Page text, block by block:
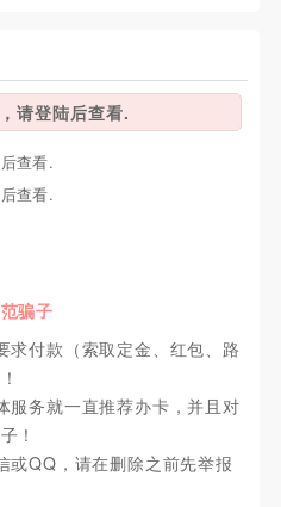
请登陆后查看.
查看.
查看.
骗子
求付款（索取定金、红包、路
服务就一直推荐办卡，并且对
！
或QQ，请在删除之前先举报